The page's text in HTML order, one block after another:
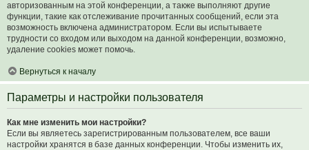
авторизованным на этой конференции, а также выполняют другие
функции, такие как отслеживание прочитанных сообщений, если эта
возможность включена администратором. Если вы испытываете
трудности со входом или выходом на данной конференции, возможно,
удаление cookies может помочь.
Вернуться к началу
Параметры и настройки пользователя
Как мне изменить мои настройки?
Если вы являетесь зарегистрированным пользователем, все ваши
настройки хранятся в базе данных конференции. Чтобы изменить их,